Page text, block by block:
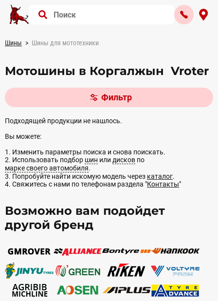
Шины Шины для мототехники
Мотошины в Коргалжын Vroter
Фильтр
Подходящей продукции не нашлось.
Вы можете:
1. Изменить параметры поиска и снова поискать.
2. Использовать подбор шин или дисков по
марке своего автомобиля.
3. Попробуйте найти искомую модель через каталог.
4. Свяжитесь с нами по телефонам раздела "Контакты"
Возможно вам подойдет
другой бренд